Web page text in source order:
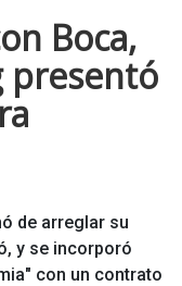
Boca,
presentó
de arreglar su
y se incorporó
con un contrato